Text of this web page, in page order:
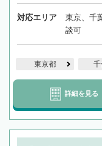
対応エリア
東京、千
談可
東京都 千
詳細を見る